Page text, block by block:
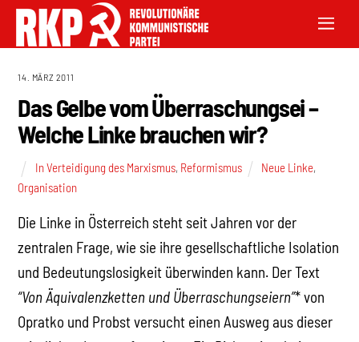
14. MÄRZ 2011
Das Gelbe vom Überraschungsei –
Welche Linke brauchen wir?
In Verteidigung des Marxismus, Reformismus Neue Linke,
Organisation
Die Linke in Österreich steht seit Jahren vor der
zentralen Frage, wie sie ihre gesellschaftliche Isolation
und Bedeutungslosigkeit überwinden kann. Der Text
“Von Äquivalenzketten und Überraschungseiern”* von
Opratko und Probst versucht einen Ausweg aus dieser